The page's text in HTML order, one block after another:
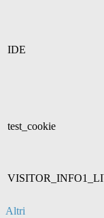
IDE
test_cookie
Altri